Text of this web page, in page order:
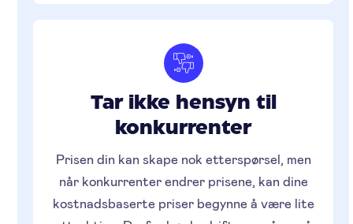
Tar ikke hensyn til
konkurrenter
Prisen din kan skape nok etterspørsel, men
når konkurrenter endrer prisene, kan dine
kostnadsbaserte priser begynne å være lite